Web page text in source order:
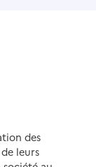
des
leurs